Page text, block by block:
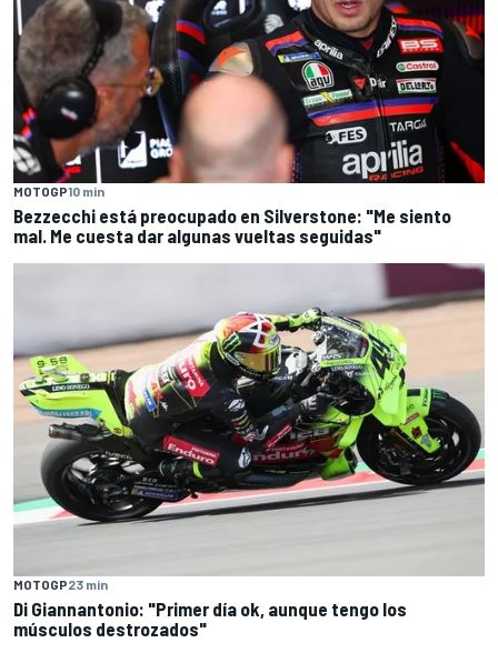
MOTOGP10 min
Bezzecchi está preocupado en Silverstone: "Me siento
mal. Me cuesta dar algunas vueltas seguidas"
MOTOGP23 min
Di Giannantonio: "Primer día ok, aunque tengo los
músculos destrozados"